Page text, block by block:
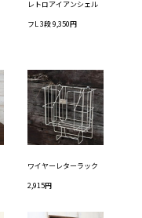
レトロアイアンシェル
フL 3段 9,350円
ワイヤーレターラック
2,915円